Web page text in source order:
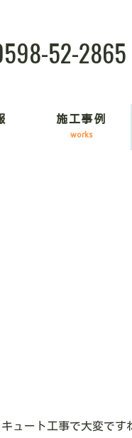
52-2865
施工事例
works
ュート工事で大変です